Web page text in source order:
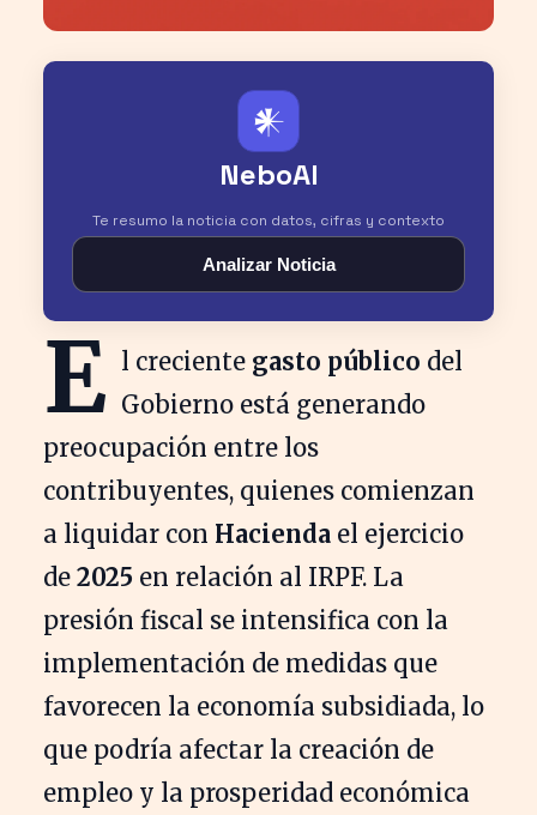
𒀭
NeboAI
Te resumo la noticia con datos, cifras y contexto
Analizar Noticia
E l creciente gasto público del
Gobierno está generando
preocupación entre los
contribuyentes, quienes comienzan
a liquidar con Hacienda el ejercicio
de 2025 en relación al IRPF. La
presión fiscal se intensifica con la
implementación de medidas que
favorecen la economía subsidiada, lo
que podría afectar la creación de
empleo y la prosperidad económica